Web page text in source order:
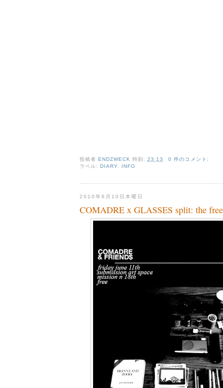
投稿者ENDZWECK 時刻:23:13
0 件のコメント:
ラベル:DIARY INFO
2010年6月10日木曜日
COMADRE x GLASSES split: the